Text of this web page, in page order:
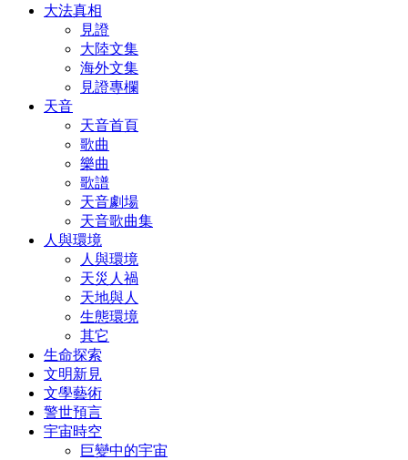
大法真相
見證
大陸文集
海外文集
見證專欄
天音
天音首頁
歌曲
樂曲
歌譜
天音劇場
天音歌曲集
人與環境
人與環境
天災人禍
天地與人
生態環境
其它
生命探索
文明新見
文學藝術
警世預言
宇宙時空
巨變中的宇宙